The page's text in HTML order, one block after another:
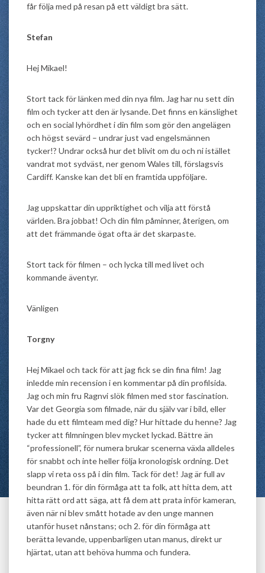
får följa med på resan på ett väldigt bra sätt.
Stefan
Hej Mikael!
Stort tack för länken med din nya film. Jag har nu sett din
film och tycker att den är lysande. Det finns en känslighet
och en social lyhördhet i din film som gör den angelägen
och högst sevärd – undrar just vad engelsmännen
tycker!? Undrar också hur det blivit om du och ni istället
vandrat mot sydväst, ner genom Wales till, förslagsvis
Cardiff. Kanske kan det bli en framtida uppföljare.
Jag uppskattar din uppriktighet och vilja att förstå
världen. Bra jobbat! Och din film påminner, återigen, om
att det främmande ögat ofta är det skarpaste.
Stort tack för filmen – och lycka till med livet och
kommande äventyr.
Vänligen
Torgny
Hej Mikael och tack för att jag fick se din fina film! Jag
inledde min recension i en kommentar på din profilsida.
Jag och min fru Ragnvi slök filmen med stor fascination.
Var det Georgia som filmade, när du själv var i bild, eller
hade du ett filmteam med dig? Hur hittade du henne? Jag
tycker att filmningen blev mycket lyckad. Bättre än
“professionell”, för numera brukar scenerna växla alldeles
för snabbt och inte heller följa kronologisk ordning. Det
slapp vi reta oss på i din film. Tack för det! Jag är full av
beundran 1. för din förmåga att ta folk, att hitta dem, att
hitta rätt ord att säga, att få dem att prata inför kameran,
även när ni blev smått hotade av den unge mannen
utanför huset nånstans; och 2. för din förmåga att
berätta levande, uppenbarligen utan manus, direkt ur
hjärtat, utan att behöva humma och fundera.